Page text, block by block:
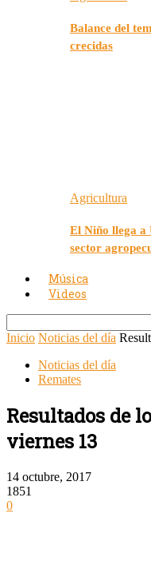
Balance del
crecidas
Agricultura
El Niño llega a
sector
Música
Videos
Inicio Noticias del día
Noticias del día
Remates
Resultados de
viernes 13
14 octubre, 2017
1851
0